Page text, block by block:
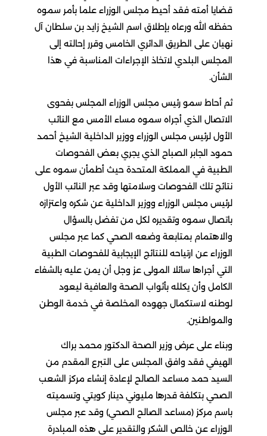
قضايا أمته فقد أحيط مجلس الوزراء علما بأمر سموه
حفظه الله ورعاه بإطلاق اسم الشيخ زايد بن سلطان آل
نهيان على الطريق الدائري الخامس وقرر إحالته إلى
المجلس البلدي لاتخاذ الإجراءات المناسبة في هذا
الشأن.
ثم أحاط سمو رئيس مجلس الوزراء المجلس بفحوى
الاتصال الذي أجراه سموه مساء الأمس مع النائب
الأول لرئيس مجلس الوزراء ووزير الداخلية الشيخ أحمد
حمود الجابر الصباح الذي يجري بعض الفحوصات
الطبية في المملكة المتحدة حيث أطمأن سموه على
نتائج تلك الفحوصات وسلامتها وقد عبر النائب الأول
لرئيس مجلس الوزراء ووزير الداخلية عن شكره واعتزازه
باتصال سموه وتقديره لكل من تفضل بالسؤال
والاهتمام بمتابعة وضعه الصحي كما عبر مجلس
الوزراء عن ارتياحه للنتائج الإيجابية للفحوصات الطبية
التي أجراها سائلا المولى عز وجل أن يمن عليه بالشفاء
الكامل وأن يكلله بأثواب الصحة والعافية ليعود
لوطنه لاستكمال جهوده المخلصة في خدمة الوطن
والمواطنين.
وبناء على عرض وزير الصحة الدكتور محمد براك
الهيفي فقد وافق المجلس على التبرع المقدم من
السيد حمد مساعد الصالح لإعادة إنشاء مركز الشعب
الصحي بتكلفة قدرها مليوني دينار كويتي وتسميته
باسم مركز (مساعد الصالح الصحي) وقد عبر مجلس
الوزراء عن خالص الشكر والتقدير على هذه المبادرة